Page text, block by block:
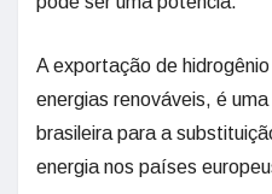
A exportação de
energias renováveis, é
brasileira para a
energia nos países